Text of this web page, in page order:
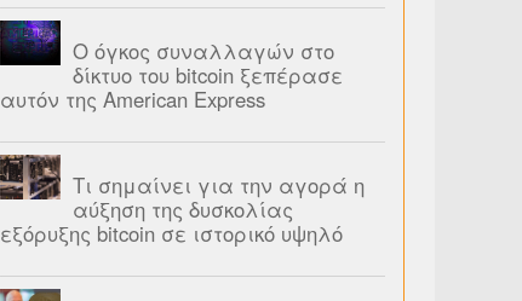
Ο όγκος συναλλαγών στο
δίκτυο του bitcoin ξεπέρασε
αυτόν της American Express
Τι σημαίνει για την αγορά η
αύξηση της δυσκολίας
εξόρυξης bitcoin σε ιστορικό υψηλό